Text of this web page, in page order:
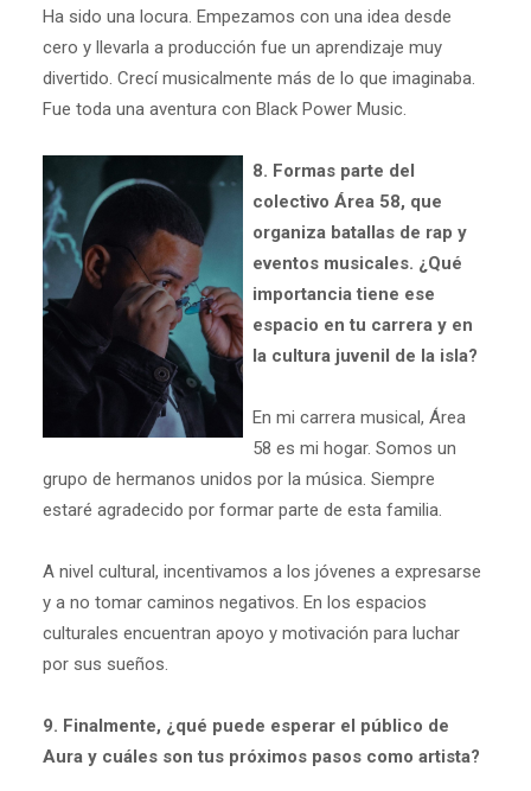
Ha sido una locura. Empezamos con una idea desde
cero y llevarla a producción fue un aprendizaje muy
divertido. Crecí musicalmente más de lo que imaginaba.
Fue toda una aventura con Black Power Music.
8. Formas parte del
colectivo Área 58, que
organiza batallas de rap y
eventos musicales. ¿Qué
importancia tiene ese
espacio en tu carrera y en
la cultura juvenil de la isla?
En mi carrera musical, Área
58 es mi hogar. Somos un
grupo de hermanos unidos por la música. Siempre
estaré agradecido por formar parte de esta familia.
A nivel cultural, incentivamos a los jóvenes a expresarse
y a no tomar caminos negativos. En los espacios
culturales encuentran apoyo y motivación para luchar
por sus sueños.
9. Finalmente, ¿qué puede esperar el público de
Aura y cuáles son tus próximos pasos como artista?